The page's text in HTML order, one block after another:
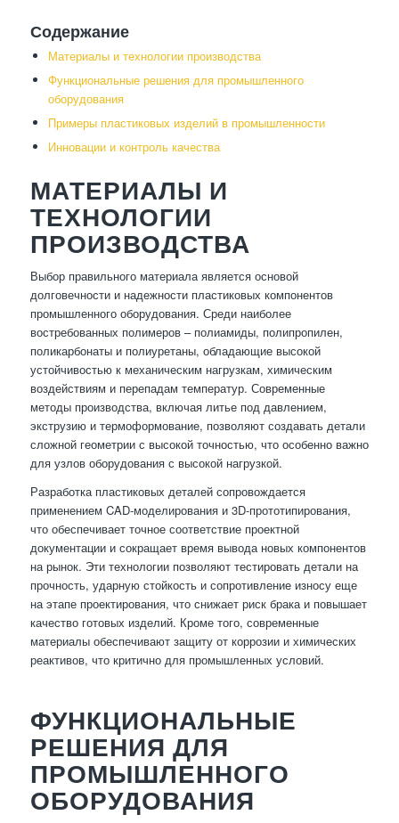
Содержание
Материалы и технологии производства
Функциональные решения для промышленного
оборудования
Примеры пластиковых изделий в промышленности
Инновации и контроль качества
МАТЕРИАЛЫ И
ТЕХНОЛОГИИ
ПРОИЗВОДСТВА
Выбор правильного материала является основой
долговечности и надежности пластиковых компонентов
промышленного оборудования. Среди наиболее
востребованных полимеров – полиамиды, полипропилен,
поликарбонаты и полиуретаны, обладающие высокой
устойчивостью к механическим нагрузкам, химическим
воздействиям и перепадам температур. Современные
методы производства, включая литье под давлением,
экструзию и термоформование, позволяют создавать детали
сложной геометрии с высокой точностью, что особенно важно
для узлов оборудования с высокой нагрузкой.
Разработка пластиковых деталей сопровождается
применением CAD-моделирования и 3D-прототипирования,
что обеспечивает точное соответствие проектной
документации и сокращает время вывода новых компонентов
на рынок. Эти технологии позволяют тестировать детали на
прочность, ударную стойкость и сопротивление износу еще
на этапе проектирования, что снижает риск брака и повышает
качество готовых изделий. Кроме того, современные
материалы обеспечивают защиту от коррозии и химических
реактивов, что критично для промышленных условий.
ФУНКЦИОНАЛЬНЫЕ
РЕШЕНИЯ ДЛЯ
ПРОМЫШЛЕННОГО
ОБОРУДОВАНИЯ